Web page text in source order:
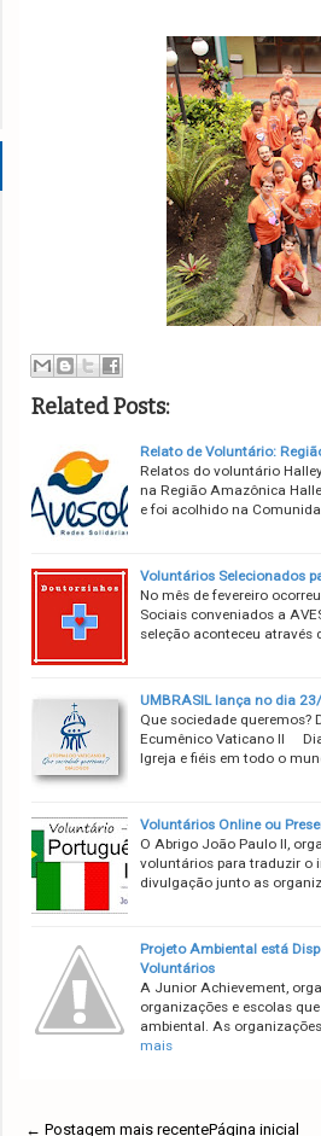
Related Posts:
Relato de Voluntário:
Relatos do voluntário
na Região Amazônica
e foi acolhido na
Voluntários Selecionados
No mês de fevereiro
Sociais conveniados a
seleção aconteceu através
UMBRASIL lança no dia
Que sociedade
Ecumênico Vaticano II
Igreja e fiéis em todo o
Voluntários Online ou
O Abrigo João Paulo II,
voluntários para traduzir o
divulgação junto as
Projeto Ambiental está
Voluntários
A Junior Achievement,
organizações e escolas
ambiental. As
mais
← Postagem mais recentePágina inicial